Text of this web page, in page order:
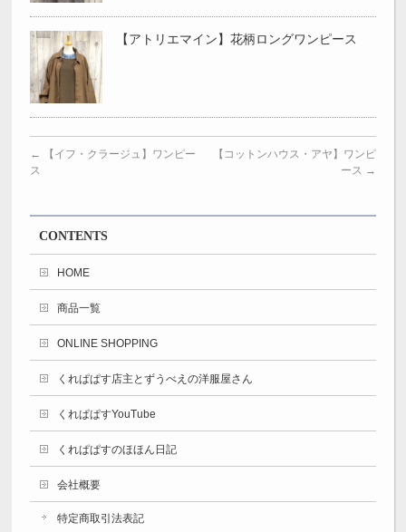
【アトリエマイン】花柄ロングワンピース
←
【イフ・クラージュ】ワンピー
ス
【コットンハウス・アヤ】ワンピ
ース →
CONTENTS
HOME
商品一覧
ONLINE SHOPPING
くれぱぱす店主とずうべえの洋服屋さん
くれぱぱすYouTube
くれぱぱすのほほん日記
会社概要
特定商取引法表記